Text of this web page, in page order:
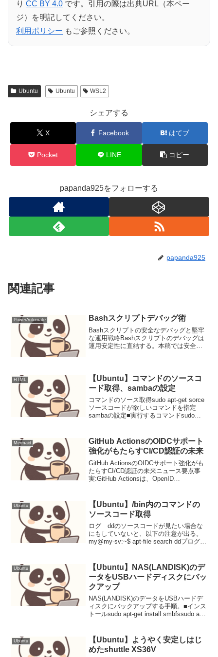
り CC BY 4.0 です。引用の際は出典URL（本ペー
ジ）を明記してください。
利用ポリシー もご参照ください。
Ubuntu Ubuntu WSL2
シェアする
X Facebook はてブ
Pocket LINE コピー
papanda925をフォローする
papanda925
関連記事
PowerAutomate Bashスクリプトデバッグ術
Bashスクリプトの安全なデバッグと堅牢
な運用戦略Bashスクリプトのデバッグは
運用安定性に直結する。本稿では安全な
容易性...
HTML
【Ubuntu】コマンドのソースコ
ード取得、sambaの設定
コマンドのソース取得sudo apt-get sorce
ソースコードが欲しいコマンドを指定
sambaの設定■実行するコマンドsudo
Mermaid
GitHub ActionsのOIDCサポート
強化がもたらすCI/CD認証の未来
GitHub ActionsのOIDCサポート強化がも
たらすCI/CD認証の未来ニュース要点事
実:GitHub Actionsは、OpenID
機能のサポート...
Ubuntu
【Ubuntu】/bin内のコマンドの
ソースコード取得
ログ ddのソースコードが見たい場合な
にもしていないと、以下の注意が出る。
my@my-sv:~$ apt-file search ddプログラ
ストール...
Ubuntu
【Ubuntu】NAS(LANDISK)のデ
ータをUSBハードディスクにバッ
クアップ
NAS(LANDISK)のデータをUSBハードデ
ィスクにバックアップする手順。■インス
トールsudo apt-get install smbfssudo apt-
Ubuntu
【Ubuntu】ようやく安定しはじ
めたshuttle XS36V